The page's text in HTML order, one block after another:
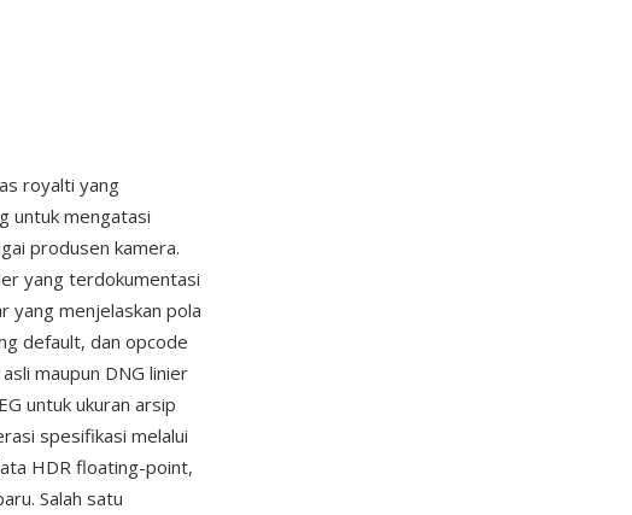
royalti yang
untuk mengatasi
produsen kamera.
yang terdokumentasi
yang menjelaskan pola
default, dan opcode
maupun DNG linier
untuk ukuran arsip
spesifikasi melalui
HDR floating-point,
Salah satu